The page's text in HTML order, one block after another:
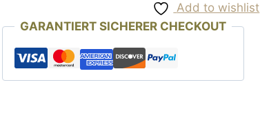
Add to wishlist
GARANTIERT SICHERER CHECKOUT